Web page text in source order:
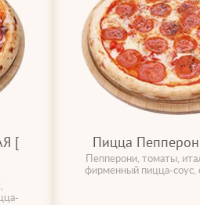
[
Пицца
Пепперони, томаты,
фирменный пицца-соус,